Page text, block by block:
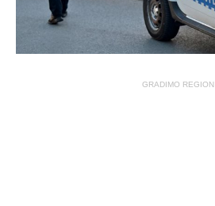
GRADIMO REGION